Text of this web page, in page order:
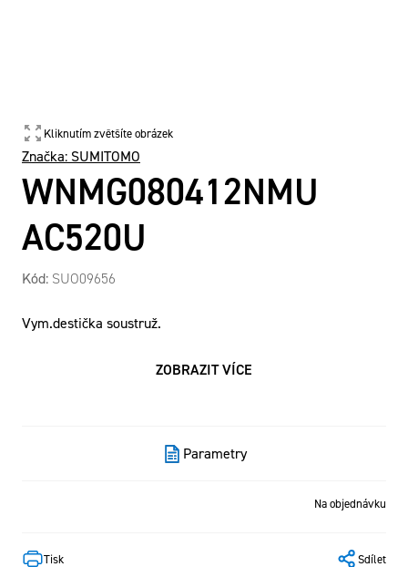
Kliknutím zvětšíte obrázek
WNMG080412NMU
AC520U
Značka: SUMITOMO
Kód: SUO09656
Vym.destička soustruž.
ZOBRAZIT VÍCE
Tisk Sdílet
Na objednávku
Parametry